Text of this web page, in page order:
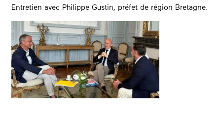
Entretien avec Philippe Gustin, préfet de région Bretagne.